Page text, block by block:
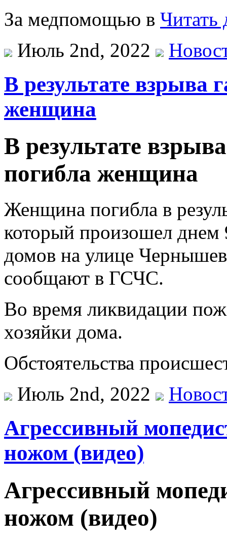
За медпомощью в Читать
Июль 2nd, 2022
В результате взрыва
женщина
В результате
погибла женщина
Женщина погибла в
который произошел днем
домов на улице
сообщают в ГСЧС.
Во время ликвидации
хозяйки дома.
Обстоятельства
Июль 2nd, 2022
Агрессивный
ножом (видео)
Агрессивный
ножом (видео)